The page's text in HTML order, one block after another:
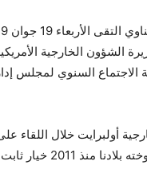
الشؤون الخارجية
أولبرايت خلال اللقاء
الانتقالية، مؤكدا أن